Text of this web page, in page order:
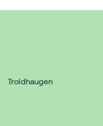
Troldhaugen